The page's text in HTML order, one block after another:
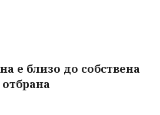
е близо до собствена